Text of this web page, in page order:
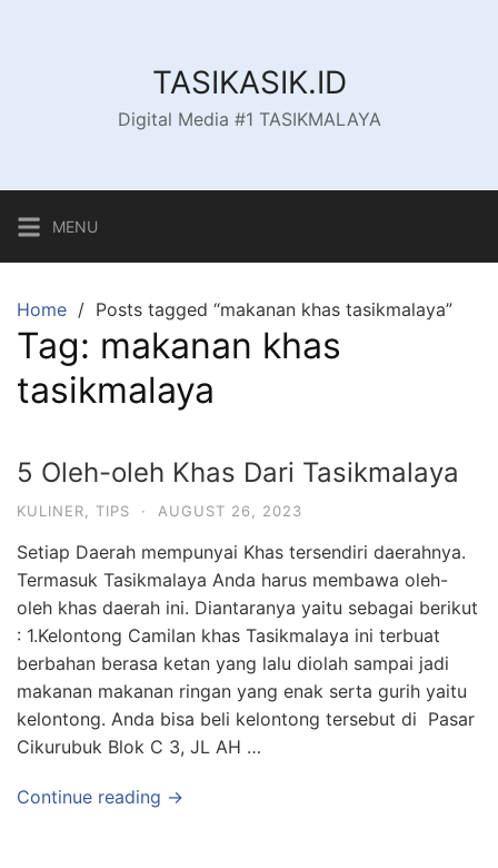
TASIKASIK.ID
Digital Media #1 TASIKMALAYA
MENU
Home Posts tagged “makanan khas tasikmalaya”
Tag: makanan khas
tasikmalaya
5 Oleh-oleh Khas Dari Tasikmalaya
KULINER TIPS · AUGUST 26, 2023
Setiap Daerah mempunyai Khas tersendiri daerahnya.
Termasuk Tasikmalaya Anda harus membawa oleh-
oleh khas daerah ini. Diantaranya yaitu sebagai berikut
: 1.Kelontong Camilan khas Tasikmalaya ini terbuat
berbahan berasa ketan yang lalu diolah sampai jadi
makanan makanan ringan yang enak serta gurih yaitu
kelontong. Anda bisa beli kelontong tersebut di Pasar
Cikurubuk Blok C 3, JL AH …
Continue reading →